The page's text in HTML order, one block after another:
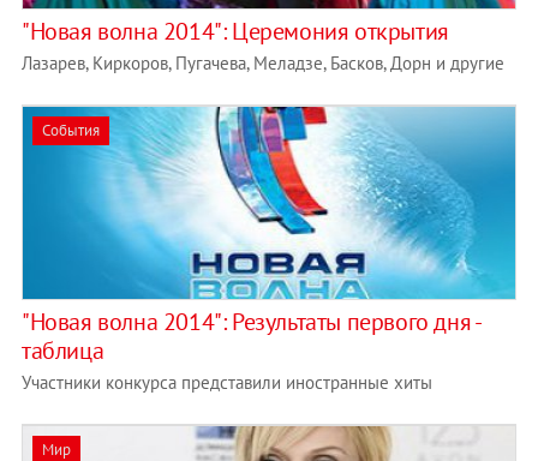
"Новая волна 2014": Церемония открытия
Лазарев, Киркоров, Пугачева, Меладзе, Басков, Дорн и другие
События
"Новая волна 2014": Результаты первого дня -
таблица
Участники конкурса представили иностранные хиты
Мир